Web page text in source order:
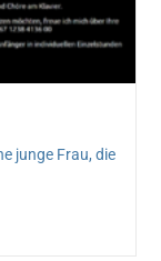
junge Frau, die